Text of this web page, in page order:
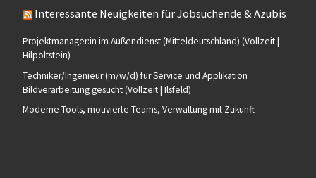
Interessante Neuigkeiten für Jobsuchende & Azubis
Projektmanager:in im Außendienst (Mitteldeutschland) (Vollzeit |
Hilpoltstein)
Techniker/Ingenieur (m/w/d) für Service und Applikation
Bildverarbeitung gesucht (Vollzeit | Ilsfeld)
Moderne Tools, motivierte Teams, Verwaltung mit Zukunft